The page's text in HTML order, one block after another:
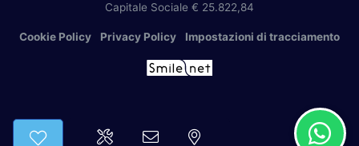
Capitale Sociale € 25.822,84
Cookie Policy Privacy Policy Impostazioni di tracciamento